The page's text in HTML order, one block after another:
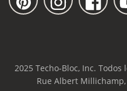
2025 Techo-Bloc, Inc.
Rue Albert Millichamp,